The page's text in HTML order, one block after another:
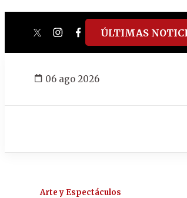
twitterinstagram
facebook
tiktokyoutube
spotify
ÚLTIMAS
06 ago 2026
Arte y Espectáculos